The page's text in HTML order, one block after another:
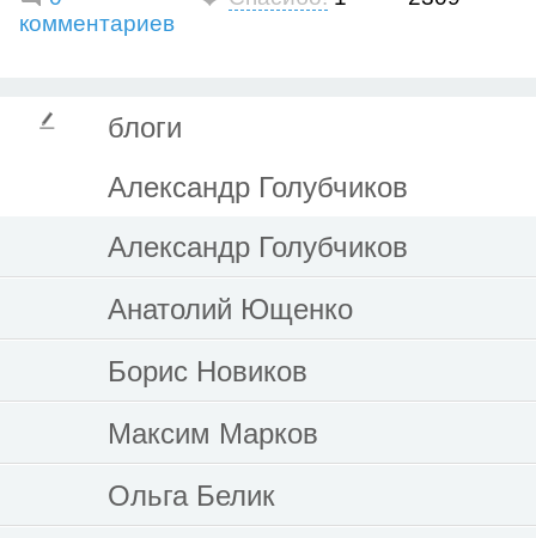
комментариев
блоги
Александр Голубчиков
Александр Голубчиков
Анатолий Ющенко
Борис Новиков
Максим Марков
Ольга Белик